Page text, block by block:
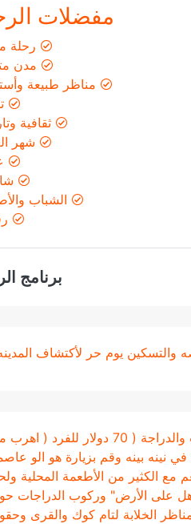
مفضلات
رحلة
مدن
مناظر طبيعة
ثقافية
شهر
الشباب
برنامج
والتسكين يوم حر لأكتشاف
جولة نينه بينه ليوم كامل من هانوي إلى هوا لو وتام كوك وكهف موا عبر القارب والدراجة ( 70 دولار
في نينه بينه وقم بزيارة هو الو
مع الكثير من الأطعمة المحلية
على الأرض" وركوب الدراجات
الخلابة لتام كوك والقرى